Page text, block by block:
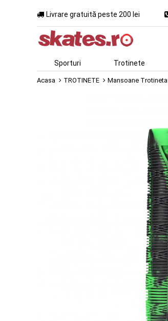
Livrare gratuită peste 200 lei
Sporturi Trotinete
Acasa TROTINETE Mansoane Trotineta